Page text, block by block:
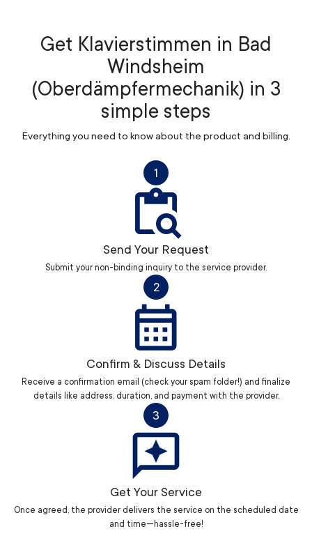
Get Klavierstimmen in Bad
Windsheim
(Oberdämpfermechanik) in 3
simple steps
Everything you need to know about the product and billing.
1
Send Your Request
Submit your non-binding inquiry to the service provider.
2
Confirm & Discuss Details
Receive a confirmation email (check your spam folder!) and finalize
details like address, duration, and payment with the provider.
3
Get Your Service
Once agreed, the provider delivers the service on the scheduled date
and time—hassle-free!